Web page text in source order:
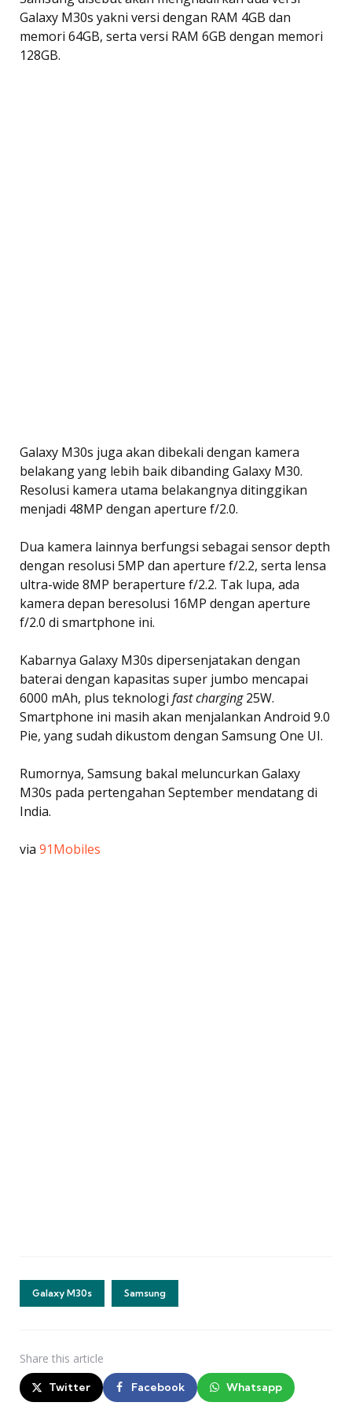
Galaxy M30s yakni versi dengan RAM 4GB dan
memori 64GB, serta versi RAM 6GB dengan memori
128GB.
Galaxy M30s juga akan dibekali dengan kamera
belakang yang lebih baik dibanding Galaxy M30.
Resolusi kamera utama belakangnya ditinggikan
menjadi 48MP dengan aperture f/2.0.
Dua kamera lainnya berfungsi sebagai sensor depth
dengan resolusi 5MP dan aperture f/2.2, serta lensa
ultra-wide 8MP beraperture f/2.2. Tak lupa, ada
kamera depan beresolusi 16MP dengan aperture
f/2.0 di smartphone ini.
Kabarnya Galaxy M30s dipersenjatakan dengan
baterai dengan kapasitas super jumbo mencapai
6000 mAh, plus teknologi fast charging25W.
Smartphone ini masih akan menjalankan Android 9.0
Pie, yang sudah dikustom dengan Samsung One UI.
Rumornya, Samsung bakal meluncurkan Galaxy
M30s pada pertengahan September mendatang di
India.
via 91Mobiles
Galaxy M30s Samsung
Share this article
Twitter Facebook Whatsapp